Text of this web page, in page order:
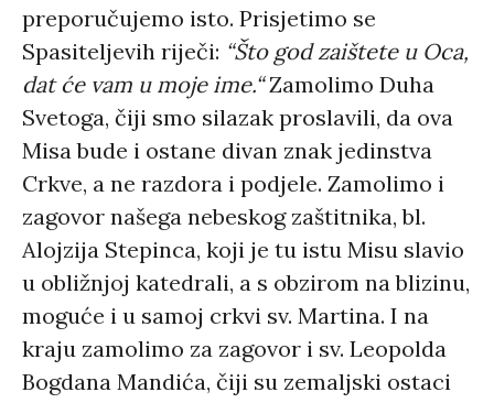
preporučujemo isto. Prisjetimo se
Spasiteljevih riječi: “Što god zaištete u Oca,
dat će vam u moje ime.“Zamolimo Duha
Svetoga, čiji smo silazak proslavili, da ova
Misa bude i ostane divan znak jedinstva
Crkve, a ne razdora i podjele. Zamolimo i
zagovor našega nebeskog zaštitnika, bl.
Alojzija Stepinca, koji je tu istu Misu slavio
u obližnjoj katedrali, a s obzirom na blizinu,
moguće i u samoj crkvi sv. Martina. I na
kraju zamolimo za zagovor i sv. Leopolda
Bogdana Mandića, čiji su zemaljski ostaci